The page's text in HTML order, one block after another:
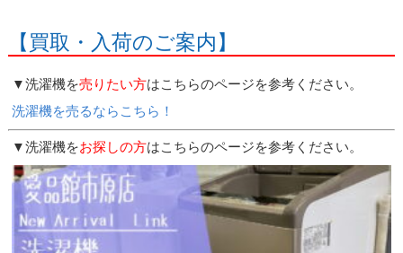
【買取・入荷のご案内】
▼洗濯機を売りたい方はこちらのページを参考ください。
洗濯機を売るならこちら！
▼洗濯機をお探しの方はこちらのページを参考ください。